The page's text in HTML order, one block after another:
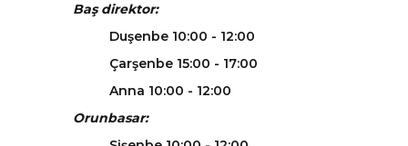
Baş direktor:
Duşenbe 10:00 - 12:00
Çarşenbe 15:00 - 17:00
Anna 10:00 - 12:00
Orunbasar: